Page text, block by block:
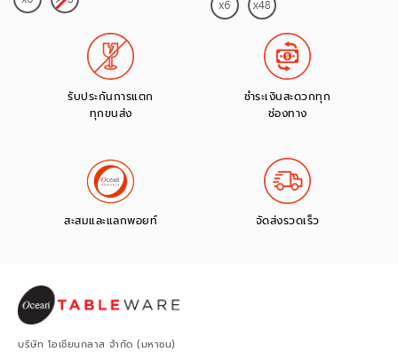
รับประกันการแตก
ทุกขนส่ง
ชำระเงินสะดวกทุก
ช่องทาง
สะสมและแลกพอยท์ จัดส่งรวดเร็ว
บริษัท โอเชียนกลาส จำกัด (มหาชน)